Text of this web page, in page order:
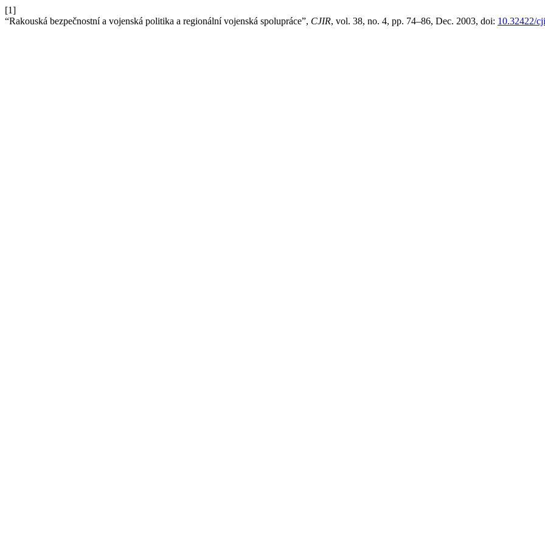
[1]
“Rakouská bezpečnostní a vojenská politika a regionální vojenská spolupráce”, CJIR, vol. 38, no. 4, pp. 74–86, Dec. 2003, doi: 10.32422/